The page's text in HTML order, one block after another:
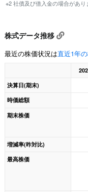
※2 社債及び借入金の場合があり
株式データ推移
最近の株価状況は直近1年
決算日(期末)
時価総額
期末株価
増減率(昨対比)
最高株価